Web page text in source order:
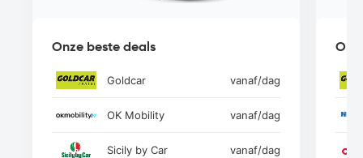
Onze beste deals
Goldcar vanaf/dag
OK Mobility vanaf/dag
Sicily by Car vanaf/dag